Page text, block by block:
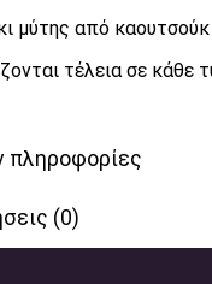
μύτης από
τέλεια σε κάθε
πληροφορίες
(0)